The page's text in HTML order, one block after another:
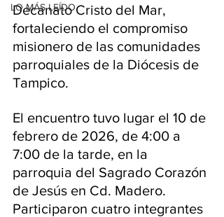
LO MÁS LEÍDO
Decanato Cristo del Mar,
fortaleciendo el compromiso
misionero de las comunidades
parroquiales de la Diócesis de
Tampico.
El encuentro tuvo lugar el 10 de
febrero de 2026, de 4:00 a
7:00 de la tarde, en la
parroquia del Sagrado Corazón
de Jesús en Cd. Madero.
Participaron cuatro integrantes